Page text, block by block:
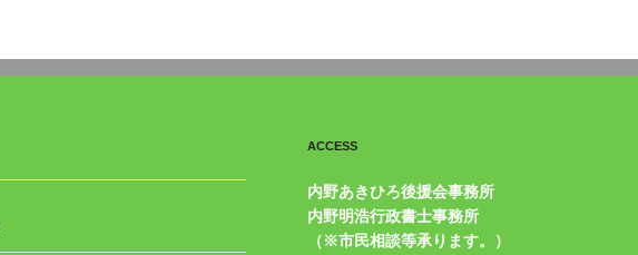
ACCESS
内野あきひろ後援会事務所
内野明浩行政書士事務所
（※市民相談等承ります。）